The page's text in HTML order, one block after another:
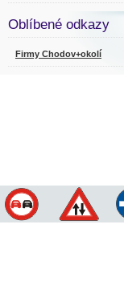
Oblíbené odkazy
Firmy Chodov+okolí